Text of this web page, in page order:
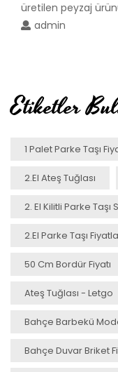
üretilen peyzaj
admin
Etiketler
1 Palet Parke Taşı
2.el Ateş Tuğlası
2. El Kilitli Parke
2.el Parke Taşı
50 Cm Bordür Fiyatı
Ateş Tuğlası - Letgo
Bahçe Barbekü
Bahçe Duvar Briket